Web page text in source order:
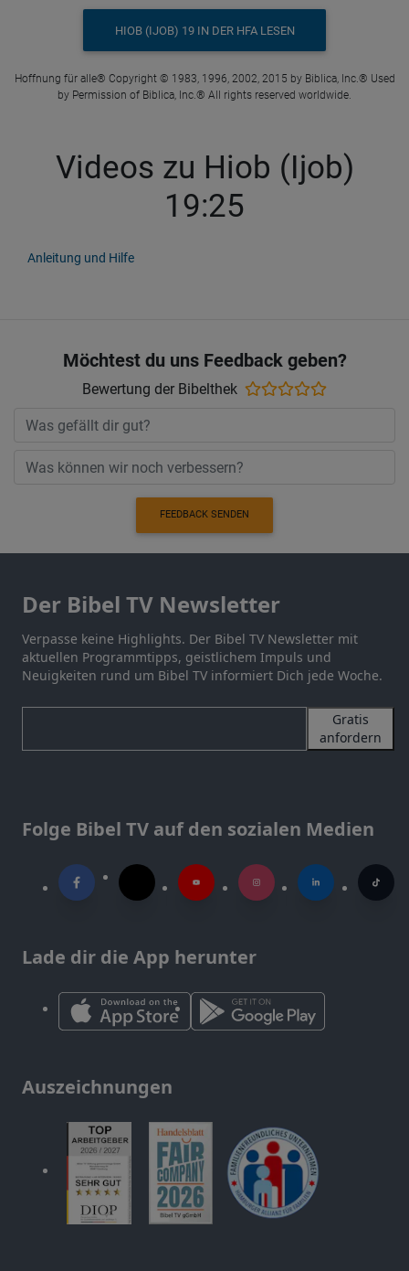
HIOB (IJOB) 19 IN DER HFA LESEN
Hoffnung für alle® Copyright © 1983, 1996, 2002, 2015 by Biblica, Inc.® Used
by Permission of Biblica, Inc.® All rights reserved worldwide.
Videos zu Hiob (Ijob)
19:25
Anleitung und Hilfe
Möchtest du uns Feedback geben?
Bewertung der Bibelthek
FEEDBACK SENDEN
Der Bibel TV Newsletter
Verpasse keine Highlights. Der Bibel TV Newsletter mit
aktuellen Programmtipps, geistlichem Impuls und
Neuigkeiten rund um Bibel TV informiert Dich jede Woche.
Gratis
anfordern
Folge Bibel TV auf den sozialen Medien
Lade dir die App herunter
Auszeichnungen